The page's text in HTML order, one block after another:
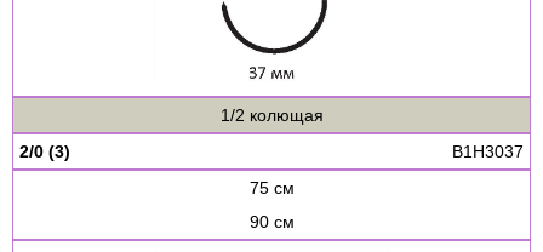
1/2 колющая
2/0 (3)
B1H3037
75 см
90 см